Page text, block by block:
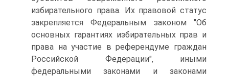
избирательного права. Их правовой статус
закрепляется Федеральным законом "Об
основных гарантиях избирательных прав и
права на участие в референдуме граждан
Российской Федерации", иными
федеральными законами и законами